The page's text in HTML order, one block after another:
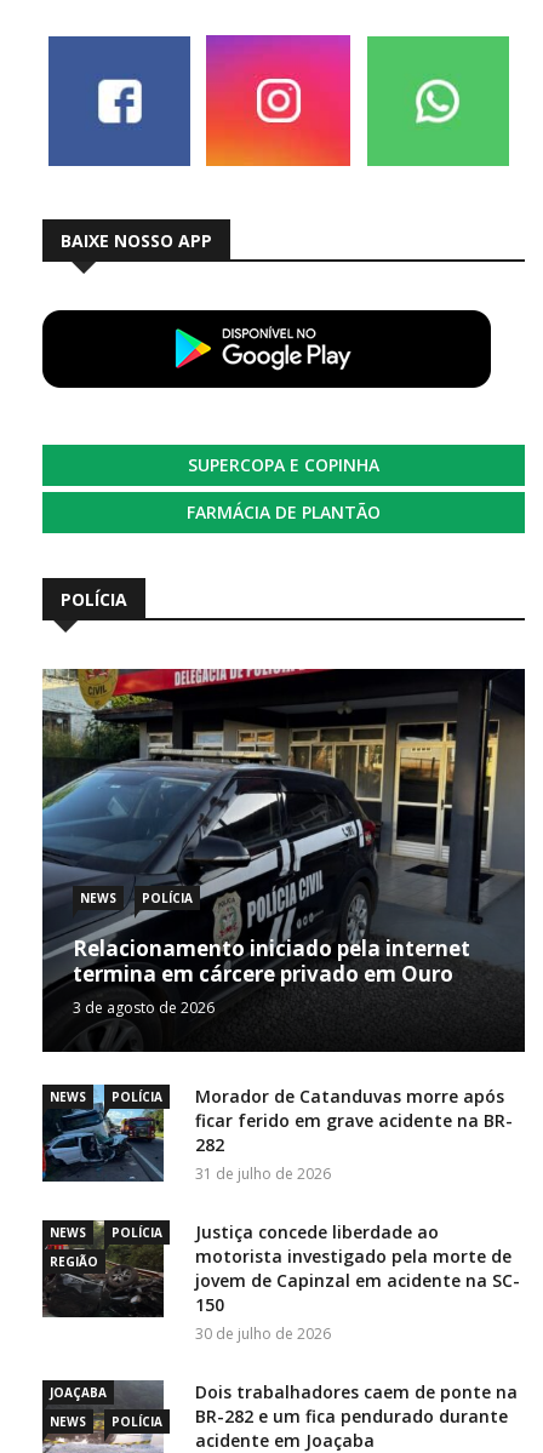
BAIXE NOSSO APP
SUPERCOPA E COPINHA
FARMÁCIA DE PLANTÃO
POLÍCIA
NEWS POLÍCIA
Relacionamento iniciado pela internet
termina em cárcere privado em Ouro
3 de agosto de 2026
NEWS POLÍCIA
Morador de Catanduvas morre após
ficar ferido em grave acidente na BR-
282
31 de julho de 2026
NEWS
POLÍCIA
REGIÃO
Justiça concede liberdade ao
motorista investigado pela morte de
jovem de Capinzal em acidente na SC-
150
30 de julho de 2026
JOAÇABA
NEWS
POLÍCIA
Dois trabalhadores caem de ponte na
BR-282 e um fica pendurado durante
acidente em Joaçaba